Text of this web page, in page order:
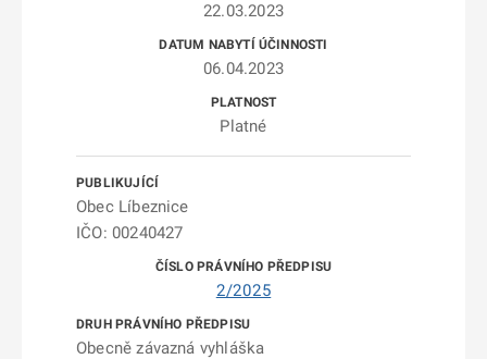
22.03.2023
06.04.2023
Platné
Obec Líbeznice
IČO: 00240427
2/2025
Obecně závazná vyhláška